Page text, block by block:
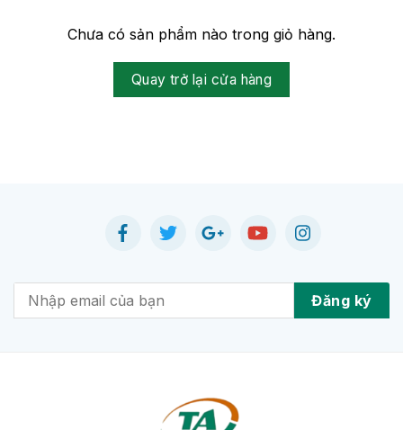
Chưa có sản phẩm nào trong giỏ hàng.
Quay trở lại cửa hàng